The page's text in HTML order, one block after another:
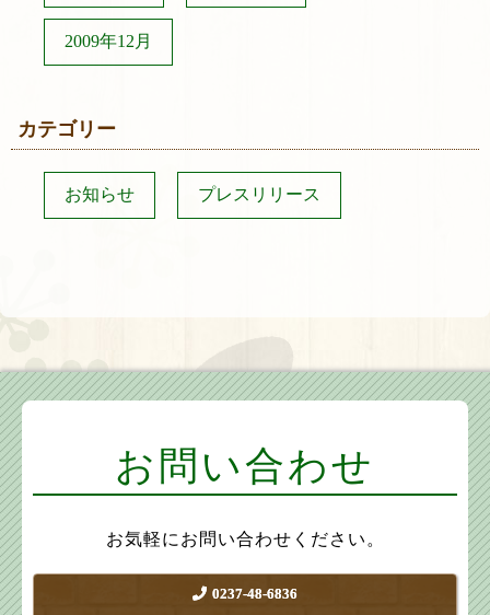
2009年12月
カテゴリー
お知らせ プレスリリース
お問い合わせ
お気軽にお問い合わせください。
0237-48-6836